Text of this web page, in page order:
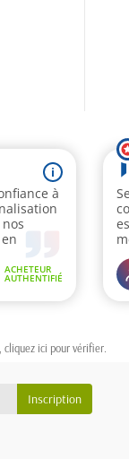
cliquez ici pour vérifier